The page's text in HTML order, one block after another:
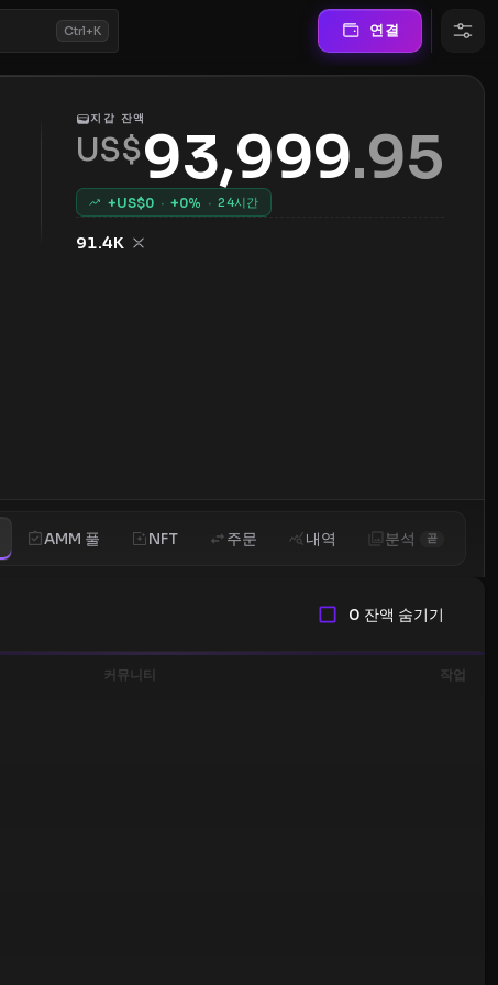
Ctrl+K 연결
지갑 잔액
US$93,999.95
+US$0 · +0% · 24시간
91.4K
AMM 풀 NFT 주문 내역 분석 곧
0 잔액 숨기기
커뮤니티 작업